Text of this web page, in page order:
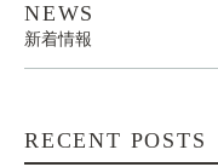
NEWS
新着情報
RECENT POSTS